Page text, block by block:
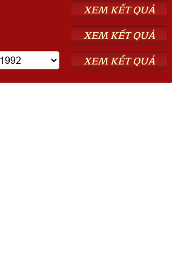
XEM KẾT QUẢ
XEM KẾT QUẢ
XEM KẾT QUẢ